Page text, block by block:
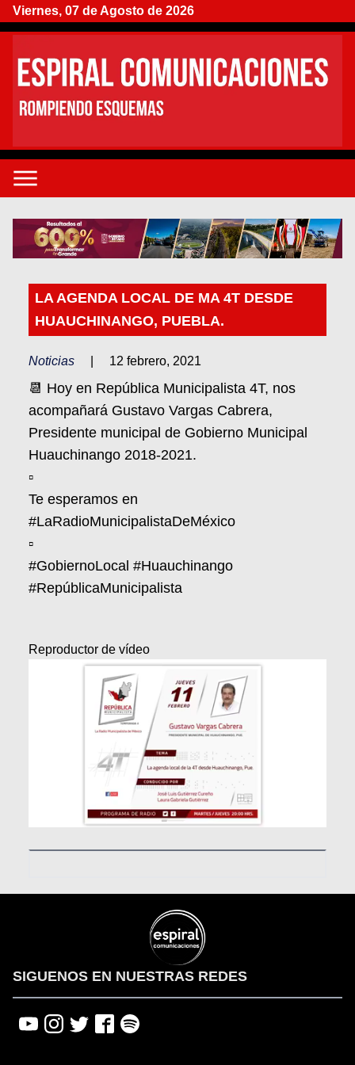
Viernes, 07 de Agosto de 2026
LA AGENDA LOCAL DE MA 4T DESDE
HUAUCHINANGO, PUEBLA.
Noticias 12 febrero, 2021
📆 Hoy en República Municipalista 4T, nos
acompañará Gustavo Vargas Cabrera,
Presidente municipal de Gobierno Municipal
Huauchinango 2018-2021.
▫️
Te esperamos en
#LaRadioMunicipalistaDeMéxico
▫️
#GobiernoLocal #Huauchinango
#RepúblicaMunicipalista
Reproductor de vídeo
00:00
01:06:48
SIGUENOS EN NUESTRAS REDES